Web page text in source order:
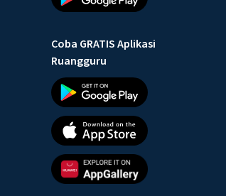
Coba GRATIS Aplikasi
Ruangguru